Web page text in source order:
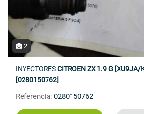
2
INYECTORESCITROEN ZX 1.9 G [XU9JA/
[0280150762]
Referencia: 0280150762